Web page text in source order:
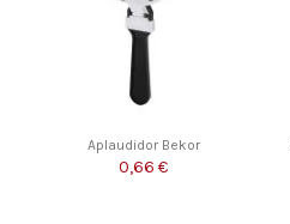
Aplaudidor Bekor
0,66 €